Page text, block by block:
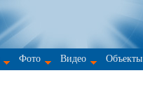
Фото Видео Объекты